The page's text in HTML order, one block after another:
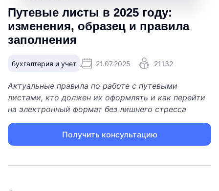
Путевые листы в 2025 году:
изменения, образец и правила
заполнения
бухгалтерия и учет 21.07.2025 21132
Актуальные правила по работе с путевыми
листами, кто должен их оформлять и как перейти
на электронный формат без лишнего стресса
Получить консультацию